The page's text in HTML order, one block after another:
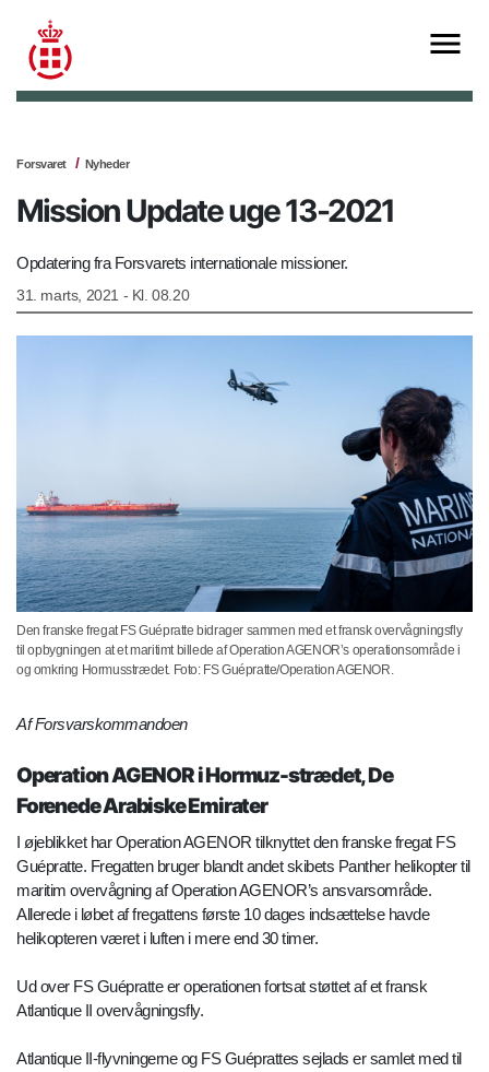
Forsvaret Nyheder
Mission Update uge 13-2021
Opdatering fra Forsvarets internationale missioner.
31. marts, 2021 - Kl. 08.20
Den franske fregat FS Guépratte bidrager sammen med et fransk overvågningsfly
til opbygningen at et maritimt billede af Operation AGENOR’s operationsområde i
og omkring Hormusstrædet. Foto: FS Guépratte/Operation AGENOR.
Af Forsvarskommandoen
Operation AGENOR i Hormuz-strædet, De
Forenede Arabiske Emirater
I øjeblikket har Operation AGENOR tilknyttet den franske fregat FS
Guépratte. Fregatten bruger blandt andet skibets Panther helikopter til
maritim overvågning af Operation AGENOR’s ansvarsområde.
Allerede i løbet af fregattens første 10 dages indsættelse havde
helikopteren været i luften i mere end 30 timer.
Ud over FS Guépratte er operationen fortsat støttet af et fransk
Atlantique II overvågningsfly.
Atlantique II-flyvningerne og FS Guéprattes sejlads er samlet med til